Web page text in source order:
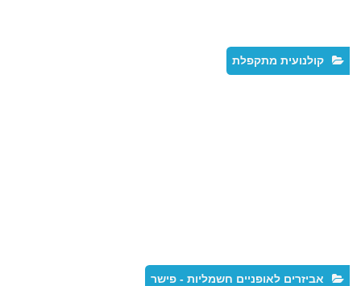
קולנועית מתקפלת
אביזרים לאופניים חשמליות - פישר